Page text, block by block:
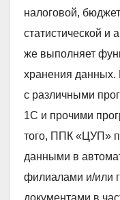
налоговой,
статистической и
же выполняет
хранения данных.
с различными
1С и прочими
того, ППК «ЦУП»
данными в
филиалами и/или